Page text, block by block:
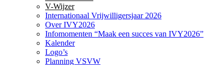
V-Wijzer
Internationaal Vrijwilligersjaar 2026
Over IVY2026
Infomomenten “Maak een succes van IVY2026”
Kalender
Logo’s
Planning VSVW